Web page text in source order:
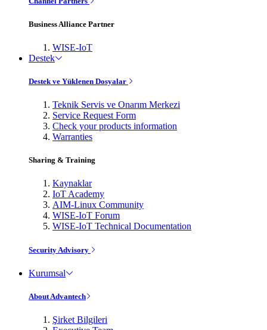
Business Alliance Partner
WISE-IoT
Destek
Destek ve Yüklenen Dosyalar
Teknik Servis ve Onarım Merkezi
Service Request Form
Check your products information
Warranties
Sharing & Training
Kaynaklar
IoT Academy
AIM-Linux Community
WISE-IoT Forum
WISE-IoT Technical Documentation
Security Advisory
Kurumsal
About Advantech
Şirket Bilgileri